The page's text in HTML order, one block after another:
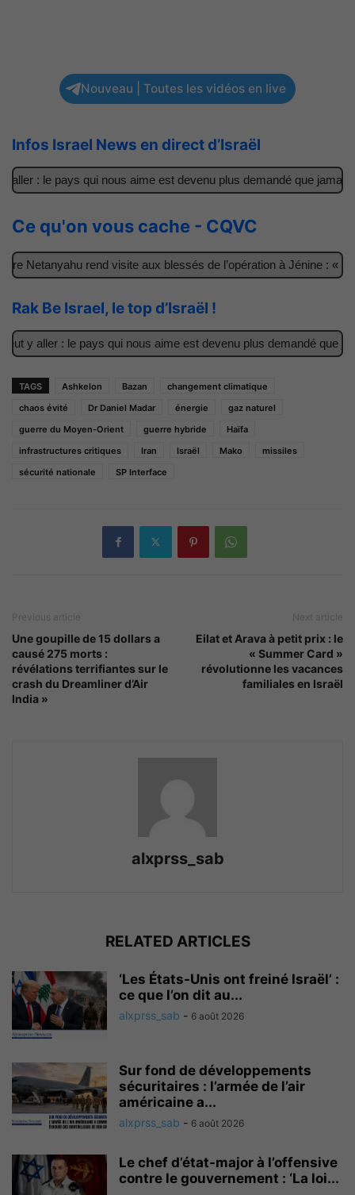
Nouveau | Toutes les vidéos en live
Infos Israel News en direct d’Israël
: le pays qui nous aime est devenu plus demandé que jamais
Ce qu'on vous cache - CQVC
Netanyahu rend visite aux blessés de l’opération à Jénine : « Ces
Rak Be Israel, le top d’Israël !
y aller : le pays qui nous aime est devenu plus demandé que
TAGS Ashkelon Bazan
changement climatique
chaos évité
Dr Daniel Madar énergie
gaz naturel
guerre du Moyen-Orient
guerre hybride
Haïfa
infrastructures critiques
Iran Israël Mako
missiles
sécurité nationale
SP Interface
Previous article
Une goupille de 15 dollars a
causé 275 morts :
révélations terrifiantes sur le
crash du Dreamliner d’Air
India »
Next article
Eilat et Arava à petit prix : le
« Summer Card »
révolutionne les vacances
familiales en Israël
alxprss_sab
RELATED ARTICLES
‘Les États-Unis ont freiné Israël’ :
ce que l’on dit au...
alxprss_sab - 6 août 2026
Sur fond de développements
sécuritaires : l’armée de l’air
américaine a...
alxprss_sab - 6 août 2026
Le chef d’état-major à l’offensive
contre le gouvernement : ‘La loi...